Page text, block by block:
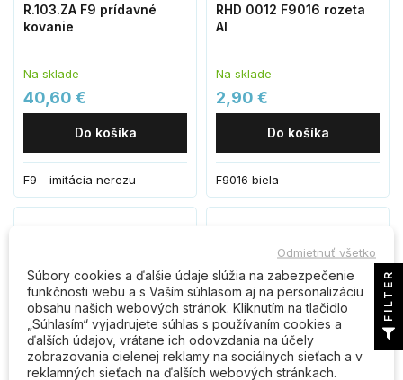
R.103.ZA F9 prídavné
kovanie
Na sklade
40,60 €
Do košíka
F9 - imitácia nerezu
RHD 0012 F9016 rozeta
Al
Na sklade
2,90 €
Do košíka
F9016 biela
Odmietnuť všetko
Súbory cookies a ďalšie údaje slúžia na zabezpečenie
funkčnosti webu a s Vaším súhlasom aj na personalizáciu
obsahu našich webových stránok. Kliknutím na tlačidlo
„Súhlasím“ vyjadrujete súhlas s používaním cookies a
ďalších údajov, vrátane ich odovzdania na účely
zobrazovania cielenej reklamy na sociálnych sieťach a v
reklamných sieťach na ďalších webových stránkach.
FILTER